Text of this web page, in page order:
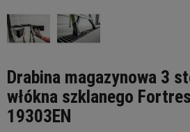
Drabina magazynowa 3
włókna szklanego
19303EN